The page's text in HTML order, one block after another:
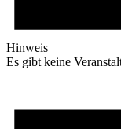
Hinweis
Es gibt keine